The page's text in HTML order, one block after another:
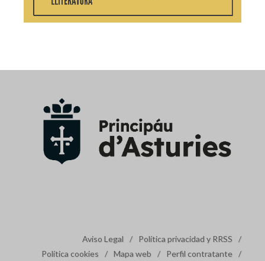
Aviso Legal / Política privacidad y RRSS
/
Política cookies
/ Mapa web / Perfil contratante /